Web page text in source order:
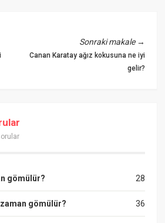
Sonraki makale→
Canan Karatay ağız kokusuna ne iyi
gelir?
28
gömülür?
36
gömülür?